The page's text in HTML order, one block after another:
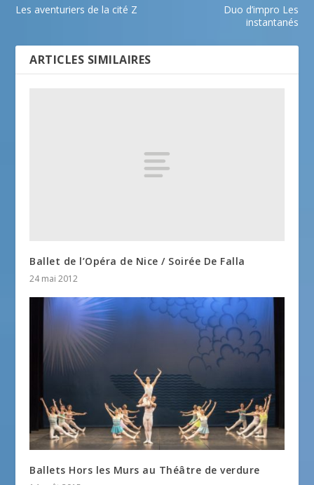
Les aventuriers de la cité Z
Duo d’impro Les
instantanés
ARTICLES SIMILAIRES
Ballet de l’Opéra de Nice / Soirée De Falla
24 mai 2012
Ballets Hors les Murs au Théâtre de verdure